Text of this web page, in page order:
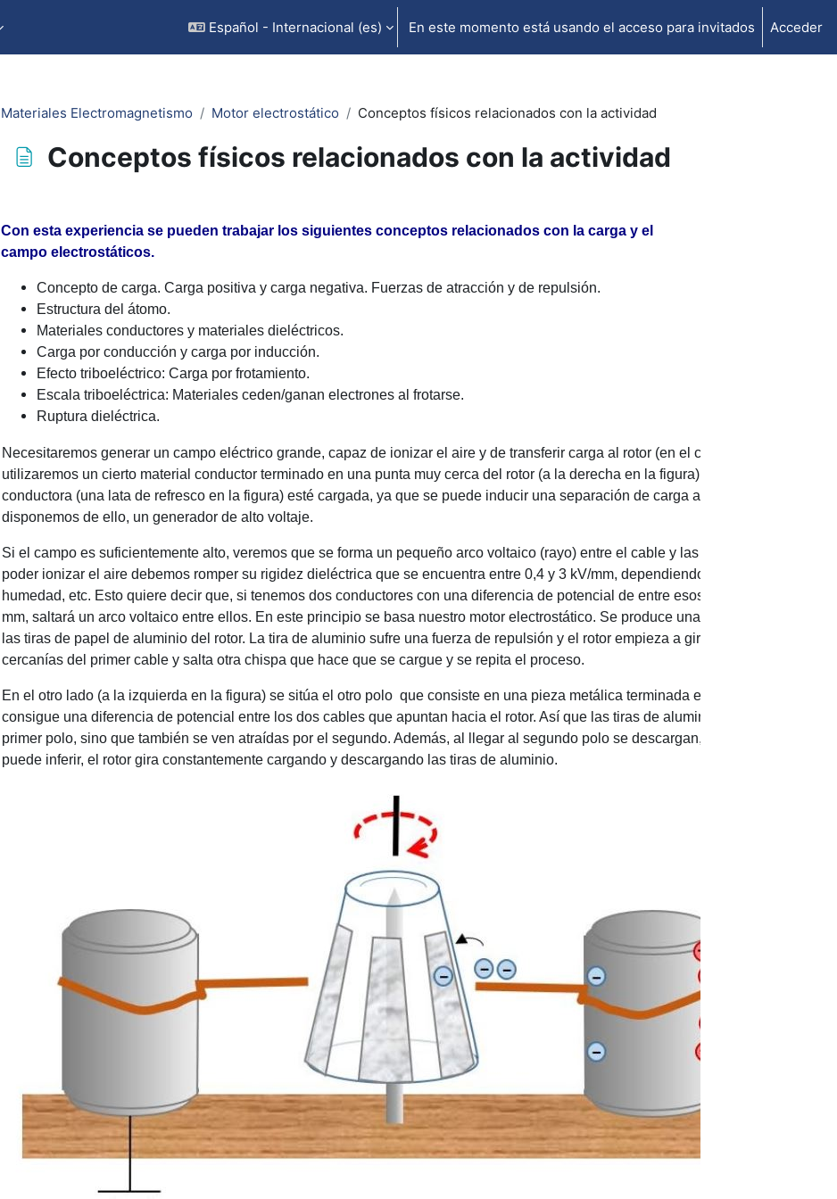
Español - Internacional ‎(es)‎ En este momento está usando el acceso para invitados Acceder
Materiales Electromagnetismo Motor electrostático Conceptos físicos relacionados con la actividad
Conceptos físicos relacionados con la actividad
Con esta experiencia se pueden trabajar los siguientes conceptos relacionados con la carga y el
campo electrostáticos.
Concepto de carga. Carga positiva y carga negativa. Fuerzas de atracción y de repulsión.
Estructura del átomo.
Materiales conductores y materiales dieléctricos.
Carga por conducción y carga por inducción.
Efecto triboeléctrico: Carga por frotamiento.
Escala triboeléctrica: Materiales ceden/ganan electrones al frotarse.
Ruptura dieléctrica.
Necesitaremos generar un campo eléctrico grande, capaz de ionizar el aire y de transferir carga al rotor (en el centro en la figura).
utilizaremos un cierto material conductor terminado en una punta muy cerca del rotor (a la derecha en la figura). No es necesario
conductora (una lata de refresco en la figura) esté cargada, ya que se puede inducir una separación de carga al acercar una varilla
disponemos de ello, un generador de alto voltaje.
Si el campo es suficientemente alto, veremos que se forma un pequeño arco voltaico (rayo) entre el cable y las tiras de aluminio del
poder ionizar el aire debemos romper su rigidez dieléctrica que se encuentra entre 0,4 y 3 kV/mm, dependiendo de la presión
humedad, etc. Esto quiere decir que, si tenemos dos conductores con una diferencia de potencial de entre esos valores a una
mm, saltará un arco voltaico entre ellos. En este principio se basa nuestro motor electrostático. Se produce una transferencia de
las tiras de papel de aluminio del rotor. La tira de aluminio sufre una fuerza de repulsión y el rotor empieza a girar. Otra de las tiras
cercanías del primer cable y salta otra chispa que hace que se cargue y se repita el proceso.
En el otro lado (a la izquierda en la figura) se sitúa el otro polo que consiste en una pieza metálica terminada en punta. Si se
consigue una diferencia de potencial entre los dos cables que apuntan hacia el rotor. Así que las tiras de aluminio no sólo se ven
primer polo, sino que también se ven atraídas por el segundo. Además, al llegar al segundo polo se descargan, cerrando así el
puede inferir, el rotor gira constantemente cargando y descargando las tiras de aluminio.